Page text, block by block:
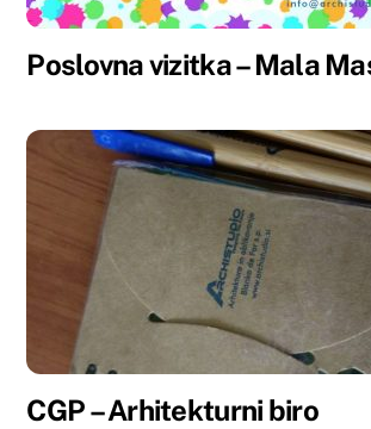
Poslovna vizitka – Mala
CGP – Arhitekturni biro